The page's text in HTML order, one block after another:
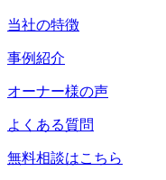
当社の特徴
事例紹介
オーナー様の声
よくある質問
無料相談はこちら